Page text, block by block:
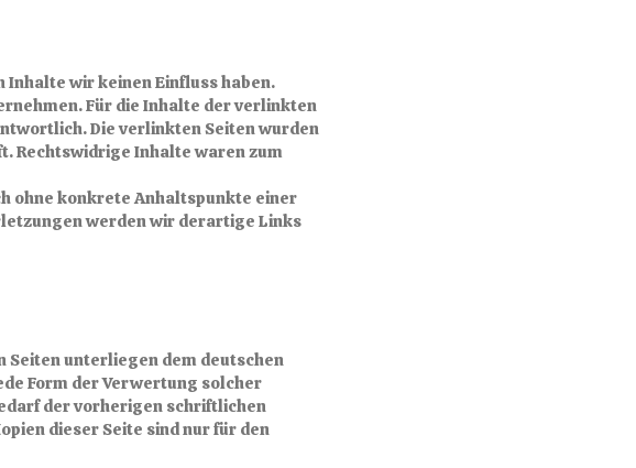
wir keinen Einfluss haben.
Für die Inhalte der verlinkten
Die verlinkten Seiten wurden
Rechtswidrige Inhalte waren zum
ohne konkrete Anhaltspunkte einer
werden wir derartige Links
Seiten unterliegen dem deutschen
Form der Verwertung solcher
der vorherigen schriftlichen
dieser Seite sind nur für den